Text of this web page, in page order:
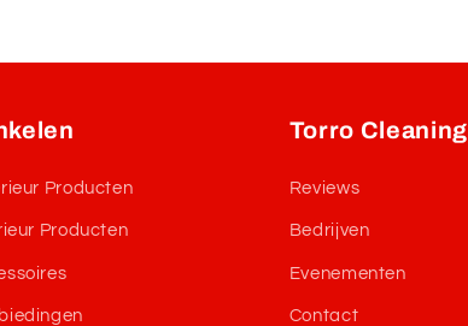
Producten
Producten
Torro Cleaning
Reviews
Bedrijven
Evenementen
Contact